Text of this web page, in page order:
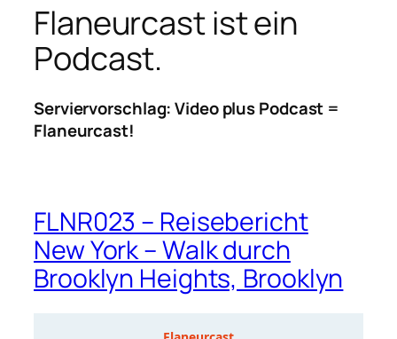
Flaneurcast ist ein
Podcast.
Serviervorschlag: Video plus Podcast =
Flaneurcast!
FLNR023 – Reisebericht
New York – Walk durch
Brooklyn Heights, Brooklyn